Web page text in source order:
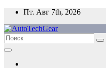
Перейти
содержимому
Пт. Авг 7th, 2026